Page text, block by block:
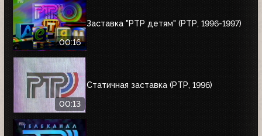
00:16
Заставка "РТР детям" (РТР, 1996-1997)
00:13
Статичная заставка (РТР, 1996)